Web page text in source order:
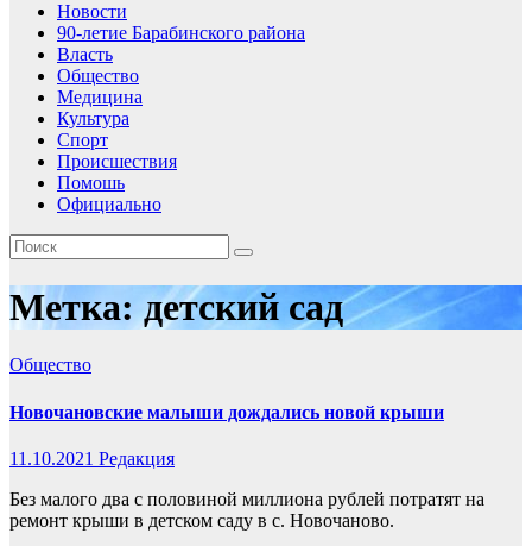
Новости
90-летие Барабинского района
Власть
Общество
Медицина
Культура
Спорт
Происшествия
Помошь
Официально
Метка:детский сад
Общество
Новочановские малыши дождались новой крыши
11.10.2021 Редакция
Без малого два с половиной миллиона рублей потратят на
ремонт крыши в детском саду в с. Новочаново.